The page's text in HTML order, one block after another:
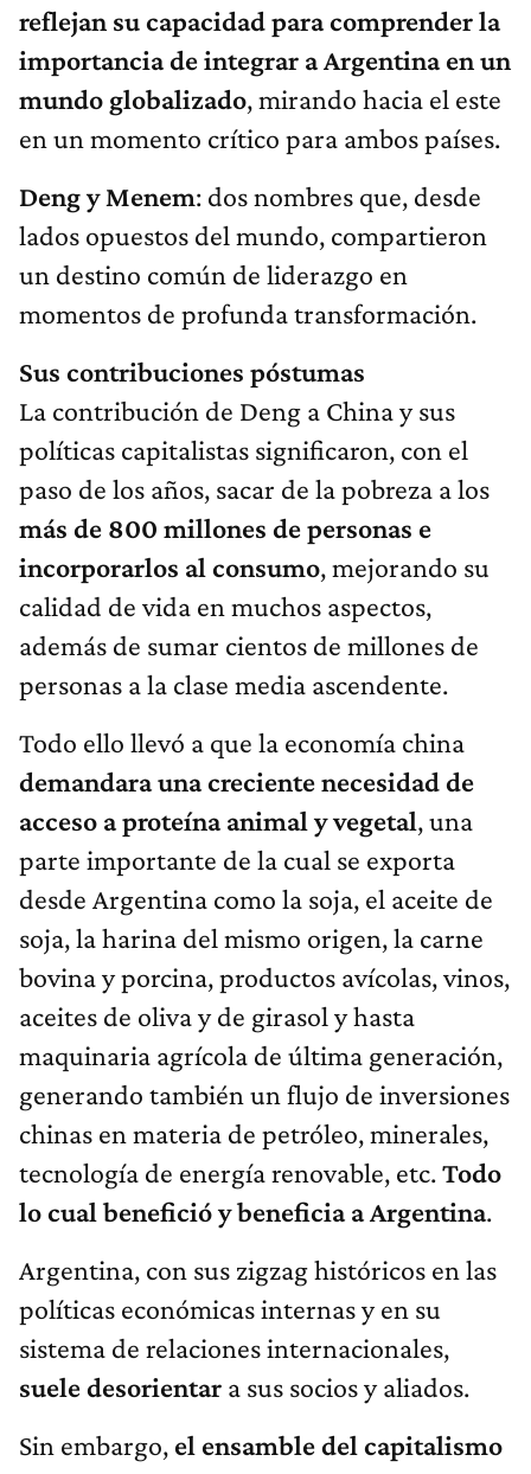
reflejan su capacidad para comprender la
importancia de integrar a Argentina en un
mundo globalizado, mirando hacia el este
en un momento crítico para ambos países.
Deng y Menem: dos nombres que, desde
lados opuestos del mundo, compartieron
un destino común de liderazgo en
momentos de profunda transformación.
Sus contribuciones póstumas
La contribución de Deng a China y sus
políticas capitalistas significaron, con el
paso de los años, sacar de la pobreza a los
más de 800 millones de personas e
incorporarlos al consumo, mejorando su
calidad de vida en muchos aspectos,
además de sumar cientos de millones de
personas a la clase media ascendente.
Todo ello llevó a que la economía china
demandara una creciente necesidad de
acceso a proteína animal y vegetal, una
parte importante de la cual se exporta
desde Argentina como la soja, el aceite de
soja, la harina del mismo origen, la carne
bovina y porcina, productos avícolas, vinos,
aceites de oliva y de girasol y hasta
maquinaria agrícola de última generación,
generando también un flujo de inversiones
chinas en materia de petróleo, minerales,
tecnología de energía renovable, etc.Todo
lo cual benefició y beneficia a Argentina.
Argentina, con sus zigzag históricos en las
políticas económicas internas y en su
sistema de relaciones internacionales,
suele desorientar a sus socios y aliados.
Sin embargo, el ensamble del capitalismo